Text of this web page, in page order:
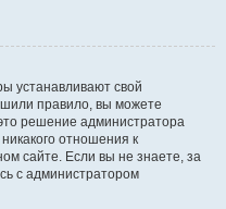
устанавливают свой
правило, вы можете
решение администратора
отношения к
сайте. Если вы не знаете, за
с администратором